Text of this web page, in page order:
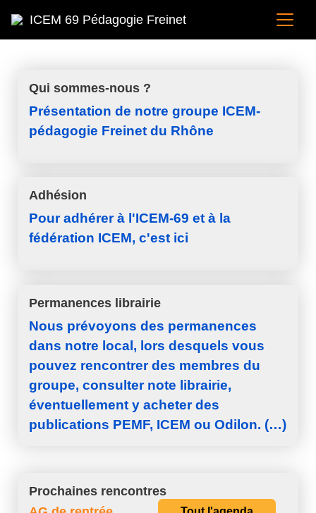
ICEM 69 Pédagogie Freinet
Qui sommes-nous ?
Présentation de notre groupe ICEM-
pédagogie Freinet du Rhône
Adhésion
Pour adhérer à l'ICEM-69 et à la
fédération ICEM, c'est ici
Permanences librairie
Nous prévoyons des permanences
dans notre local, lors desquels vous
pouvez rencontrer des membres du
groupe, consulter note librairie,
éventuellement y acheter des
publications PEMF, ICEM ou Odilon. (…)
Prochaines rencontres